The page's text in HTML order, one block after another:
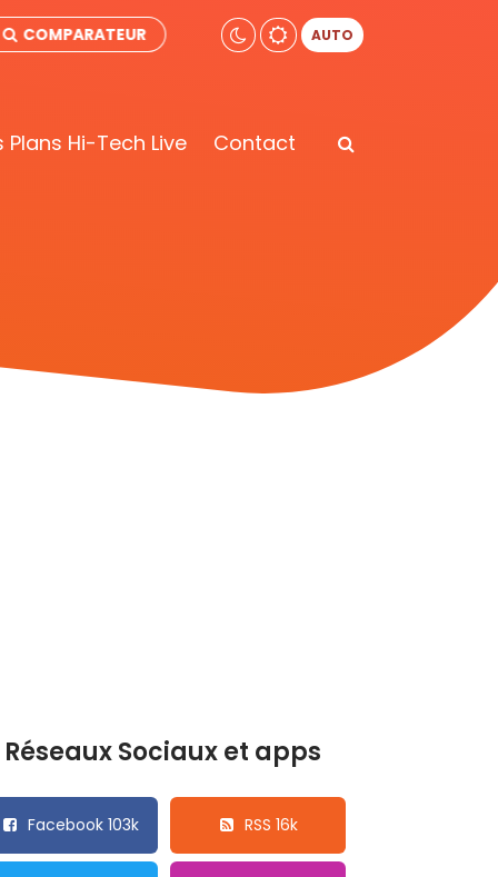
COMPARATEUR AUTO
Plans Hi-Tech Live Contact
Réseaux Sociaux et apps
Facebook 103k RSS 16k